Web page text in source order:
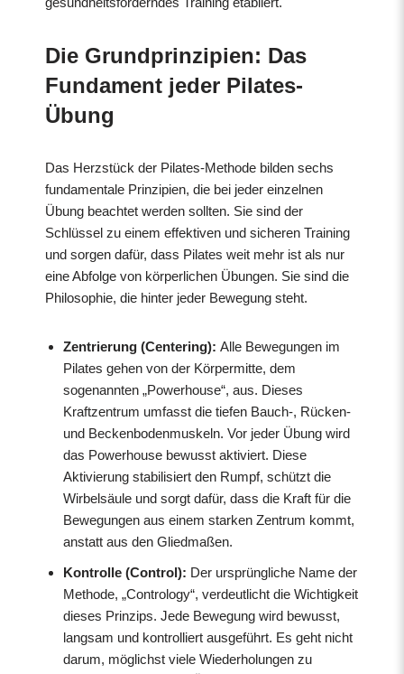
Die Grundprinzipien: Das
Fundament jeder Pilates-
Übung
Das Herzstück der Pilates-Methode bilden sechs
fundamentale Prinzipien, die bei jeder einzelnen
Übung beachtet werden sollten. Sie sind der
Schlüssel zu einem effektiven und sicheren Training
und sorgen dafür, dass Pilates weit mehr ist als nur
eine Abfolge von körperlichen Übungen. Sie sind die
Philosophie, die hinter jeder Bewegung steht.
Zentrierung (Centering): Alle Bewegungen im
Pilates gehen von der Körpermitte, dem
sogenannten „Powerhouse“, aus. Dieses
Kraftzentrum umfasst die tiefen Bauch-, Rücken-
und Beckenbodenmuskeln. Vor jeder Übung wird
das Powerhouse bewusst aktiviert. Diese
Aktivierung stabilisiert den Rumpf, schützt die
Wirbelsäule und sorgt dafür, dass die Kraft für die
Bewegungen aus einem starken Zentrum kommt,
anstatt aus den Gliedmaßen.
Kontrolle (Control): Der ursprüngliche Name der
Methode, „Contrology“, verdeutlicht die Wichtigkeit
dieses Prinzips. Jede Bewegung wird bewusst,
langsam und kontrolliert ausgeführt. Es geht nicht
darum, möglichst viele Wiederholungen zu